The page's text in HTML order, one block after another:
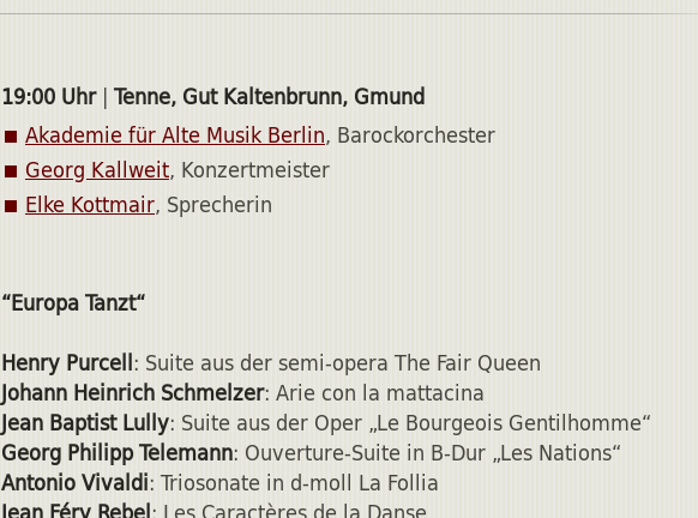
19:00 Uhr|Tenne, Gut Kaltenbrunn, Gmund
Akademie für Alte Musik Berlin, Barockorchester
Georg Kallweit, Konzertmeister
Elke Kottmair, Sprecherin
“Europa Tanzt“
Henry Purcell: Suite aus der semi-opera The Fair Queen
Johann Heinrich Schmelzer: Arie con la mattacina
Jean Baptist Lully: Suite aus der Oper „Le Bourgeois Gentilhomme“
Georg Philipp Telemann: Ouverture-Suite in B-Dur „Les Nations“
Antonio Vivaldi: Triosonate in d-moll La Follia